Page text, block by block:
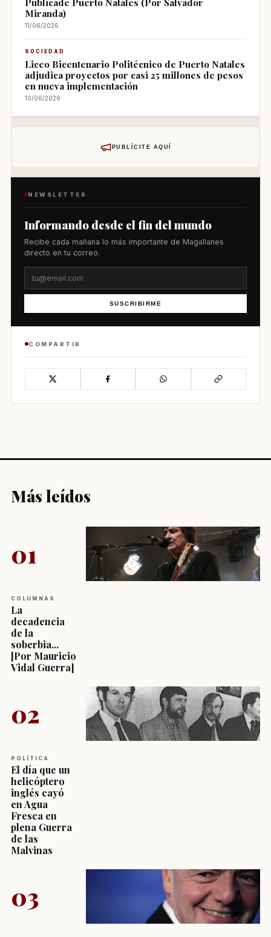
Miranda)
11/06/2026
SOCIEDAD
Liceo Bicentenario Politécnico de Puerto Natales
adjudica proyectos por casi 25 millones de pesos
en nueva implementación
10/06/2026
PUBLÍCITE AQUÍ
NEWSLETTER
Informando desde el fin del mundo
Recibe cada mañana lo más importante de Magallanes
directo en tu correo.
SUSCRIBIRME
COMPARTIR
Más leídos
01
COLUMNAS
La
decadencia
de la
soberbia...
[Por Mauricio
Vidal Guerra]
02
POLÍTICA
El día que un
helicóptero
inglés cayó
en Agua
Fresca en
plena Guerra
de las
Malvinas
03